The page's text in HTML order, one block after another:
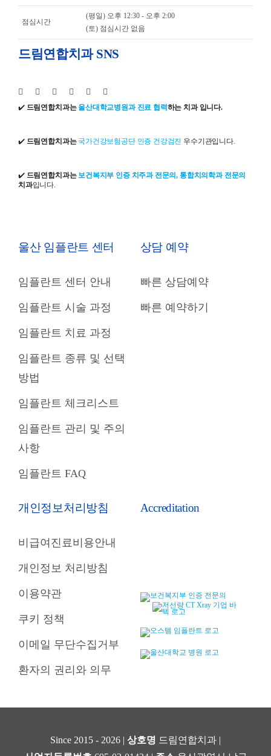
점심시간
(평일) 오후 12:30 - 오후 2:00
(토) 점심시간 없음
드림연합치과 SNS
✔️ 드림연합치과는 울산대학교병원과 진료 협력하는 치과 입니다.
✔️ 드림연합치과는 국가건강보험공단 인증 건강검진 우수기관입니다.
✔️ 드림연합치과는 보건복지부 인증 치주과 전문의, 통합치의학과 전문의
치과입니다.
울산 임플란트 센터
임플란트 센터 안내
임플란트 시술 과정
임플란트 치료 과정
임플란트 종류 및 선택
방법
임플란트 체크리스트
임플란트 관리 및 주의
사항
임플란트 FAQ
상담 예약
빠른 상담예약
빠른 예약하기
개인정보처리방침
비급여진료비용안내
개인정보 처리방침
이용약관
쿠키 정책
이메일 무단수집거부
환자의 권리와 의무
Accreditation
Since 2015 - 2026 | 상호명 드림연합치과 |